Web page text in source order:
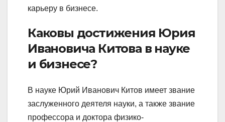
карьеру в бизнесе.
Каковы достижения Юрия
Ивановича Китова в науке
и бизнесе?
В науке Юрий Иванович Китов имеет звание
заслуженного деятеля науки, а также звание
профессора и доктора физико-